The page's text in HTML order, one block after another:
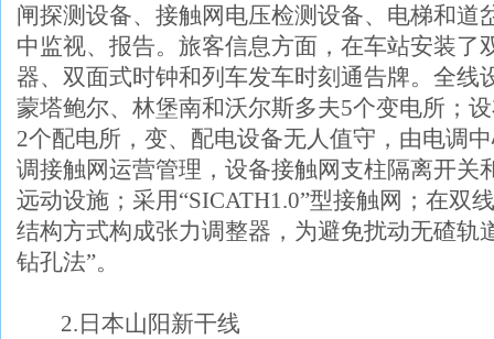
闸探测设备、接触网电压检测设备、电梯和道
中监视、报告。旅客信息方面，在车站安装了
器、双面式时钟和列车发车时刻通告牌。全线
蒙塔鲍尔、林堡南和沃尔斯多夫5个变电所；
2个配电所，变、配电设备无人值守，由电调
调接触网运营管理，设备接触网支柱隔离开关
远动设施；采用“SICATH1.0”型接触网；在双
结构方式构成张力调整器，为避免扰动无碴轨
钻孔法”。
2. 日本山阳新干线